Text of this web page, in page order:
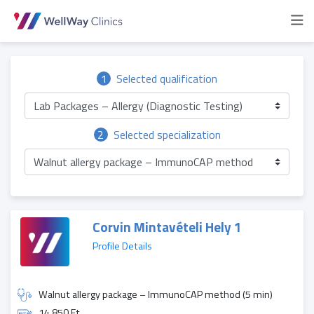
1 Selected qualification
Lab Packages – Allergy (Diagnostic Testing)
2
Selected specialization
Walnut allergy package – ImmunoCAP method
Corvin Mintavételi Hely 1
Profile Details
Walnut allergy package – ImmunoCAP method (5 min)